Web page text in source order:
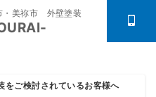
・美祢市 外壁塗装
をご検討されているお客様へ